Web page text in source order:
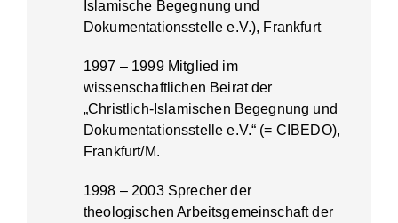
Islamische Begegnung und
Dokumentationsstelle e.V.), Frankfurt
1997 – 1999 Mitglied im
wissenschaftlichen Beirat der
„Christlich-Islamischen Begegnung und
Dokumentationsstelle e.V.“ (= CIBEDO),
Frankfurt/M.
1998 – 2003 Sprecher der
theologischen Arbeitsgemeinschaft der